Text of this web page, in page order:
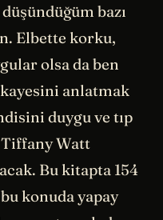
bazı
Elbette korku,
olsa da ben
anlatmak
duygu ve tıp
Watt
Bu kitapta 154
konuda yapay